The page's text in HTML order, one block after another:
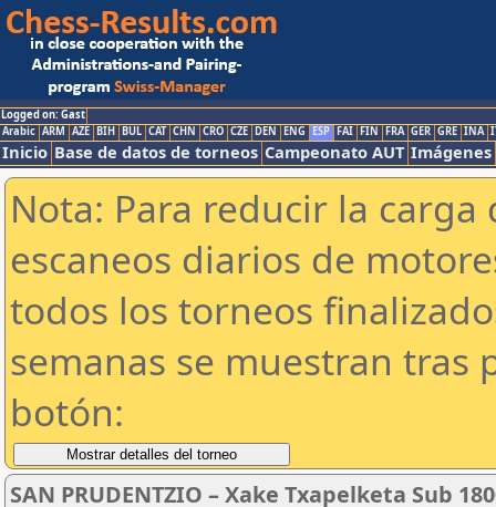
Logged on: Gast
Arabic ARM AZE BIH BUL CAT CHN CRO CZE DEN ENG ESP FAI FIN FRA GER GRE INA
Inicio Base de datos de torneos Campeonato AUT Imágenes
Nota: Para reducir la
escaneos diarios de
todos los torneos
semanas se muestran tras
botón:
SAN PRUDENTZIO – Xake Txapelketa Sub